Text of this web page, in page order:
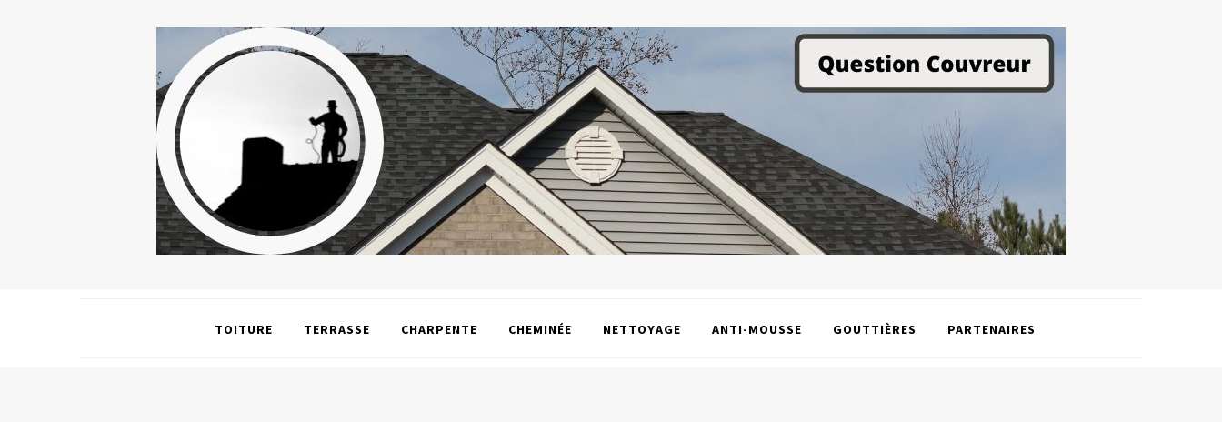
TOITURE TERRASSE CHARPENTE CHEMINÉE NETTOYAGE ANTI-MOUSSE GOUTTIÈRES PARTENAIRES